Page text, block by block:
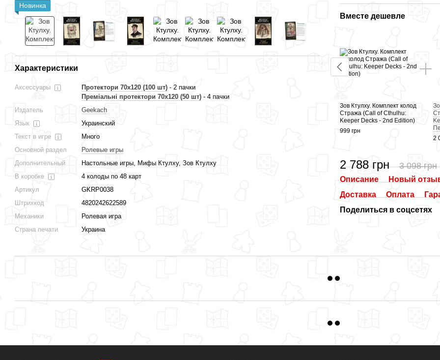
Новинка
Характеристики
Аксессуары Протектори 70x120 (100 шт) - 2 пачки
Преміальні протектори 70x120 (50 шт) - 4 пачки
Издатель
Geekach
Язык
Украинский
Текст в игре
Много
Основной раздел
Ролевые игры
Дополнительный
Настольные игры, Мифы Ктулху, Зов Ктулху
В коробке
4 колоды по 48 карт
Артикул
GKRP0038
Штрихкод
4820242622589
Механики
Ролевая игра
Страна печати
Украина
Вместе дешевле
Зов Ктулху. Комплект колод
Стража (Call of Cthulhu:
Keeper Decks - 2nd Edition)
999 грн
2
2 788 грн 3 098 грн
Описание
Новый
Доставка
Оплата
Поделиться в соцсетях